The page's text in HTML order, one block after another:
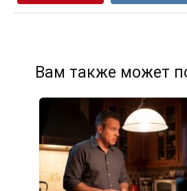
Вам также может